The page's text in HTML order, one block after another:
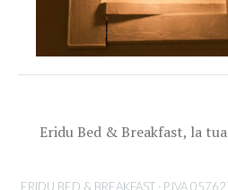
Eridu Bed & Breakfast, la
ERIDU BED & BREAKFAST · P.IVA